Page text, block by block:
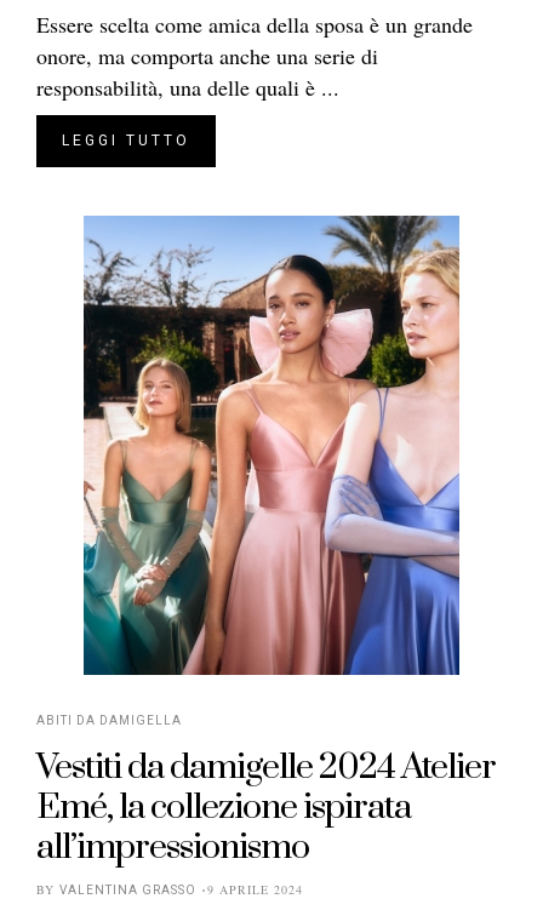
Essere scelta come amica della sposa è un grande
onore, ma comporta anche una serie di
responsabilità, una delle quali è ...
LEGGI TUTTO
ABITI DA DAMIGELLA
Vestiti da damigelle 2024 Atelier
Emé, la collezione ispirata
all’impressionismo
BY VALENTINA GRASSO 9 APRILE 2024